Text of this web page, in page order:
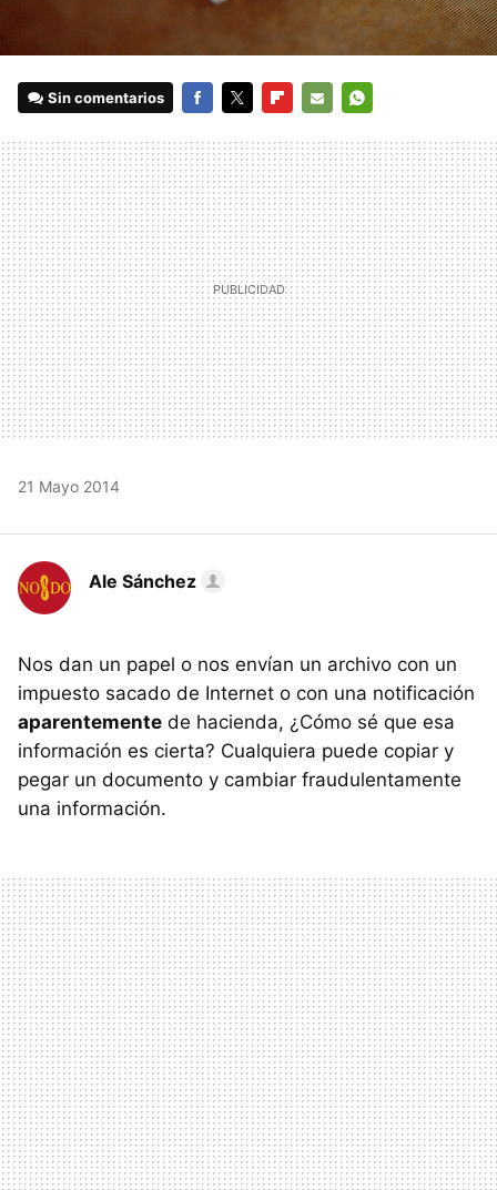
Sin comentarios
MAIL
21 Mayo 2014
Ale Sánchez
Nos dan un papel o nos envían un archivo con un
impuesto sacado de Internet o con una notificación
aparentemente de hacienda, ¿Cómo sé que esa
información es cierta? Cualquiera puede copiar y
pegar un documento y cambiar fraudulentamente
una información.